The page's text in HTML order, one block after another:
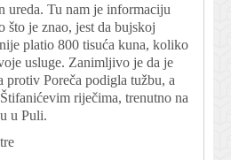
ureda. Tu nam je informaciju
što je znao, jest da bujskoj
platio 800 tisuća kuna, koliko
usluge. Zanimljivo je da je
protiv Poreča podigla tužbu, a
riječima, trenutno na
u Puli.